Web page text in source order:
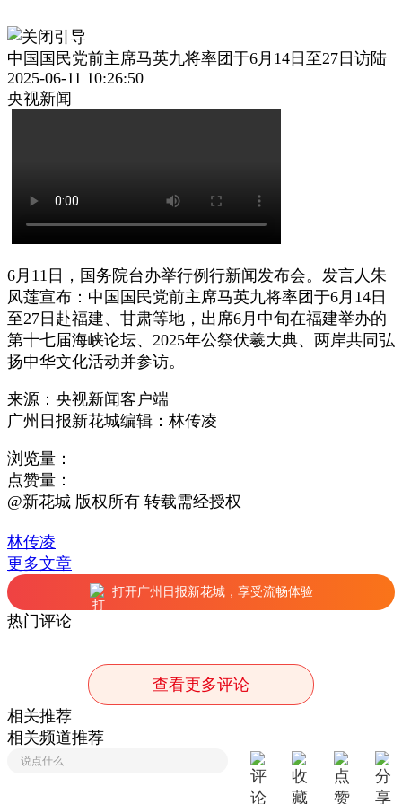
中国国民党前主席马英九将率团于6月14日至27日访陆
2025-06-11 10:26:50
央视新闻
6月11日，国务院台办举行例行新闻发布会。发言人朱
凤莲宣布：中国国民党前主席马英九将率团于6月14日
至27日赴福建、甘肃等地，出席6月中旬在福建举办的
第十七届海峡论坛、2025年公祭伏羲大典、两岸共同弘
扬中华文化活动并参访。
来源：央视新闻客户端
广州日报新花城编辑：林传凌
浏览量：
点赞量：
@新花城 版权所有 转载需经授权
林传凌
更多文章
打开广州日报新花城，享受流畅体验
热门评论
查看更多评论
相关推荐
相关频道推荐
说点什么